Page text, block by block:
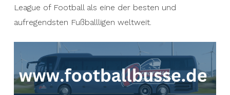
League of Football als eine der besten und
aufregendsten Fußballligen weltweit.